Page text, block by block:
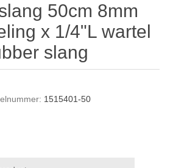
50cm 8mm
x 1/4"L wartel
slang
1515401-50